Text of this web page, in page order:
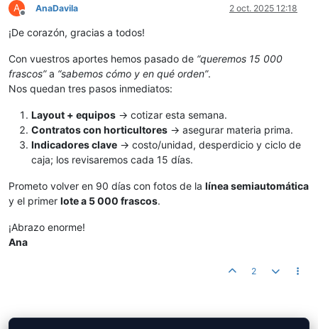
A
Desconectado
AnaDavila 2 oct. 2025 12:18
¡De corazón, gracias a todos!
Con vuestros aportes hemos pasado de “queremos 15 000
frascos”a “sabemos cómo y en qué orden”.
Nos quedan tres pasos inmediatos:
Layout + equipos → cotizar esta semana.
Contratos con horticultores → asegurar materia prima.
Indicadores clave → costo/unidad, desperdicio y ciclo de
caja; los revisaremos cada 15 días.
Prometo volver en 90 días con fotos de la línea semiautomática
y el primer lote a 5 000 frascos.
¡Abrazo enorme!
Ana
2